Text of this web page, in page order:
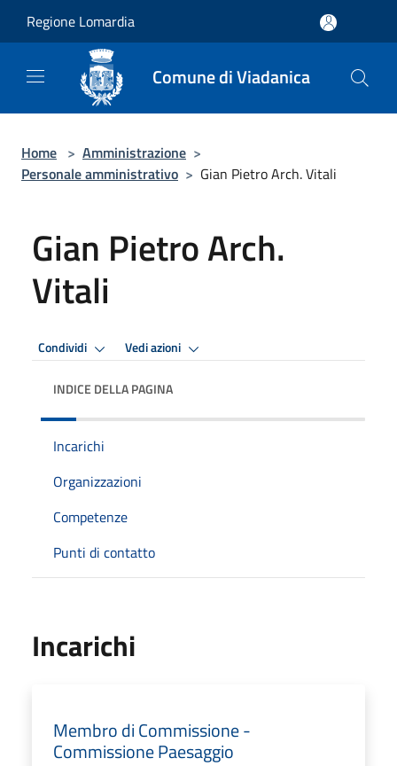
Regione Lomardia
Comune di Viadanica
Home > Amministrazione >
Personale amministrativo > Gian Pietro Arch. Vitali
Gian Pietro Arch.
Vitali
Condividi Vedi azioni
INDICE DELLA PAGINA
Incarichi
Organizzazioni
Competenze
Punti di contatto
Incarichi
Membro di Commissione -
Commissione Paesaggio